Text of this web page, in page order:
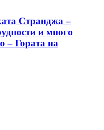
Странджа –
и много
– Гората на